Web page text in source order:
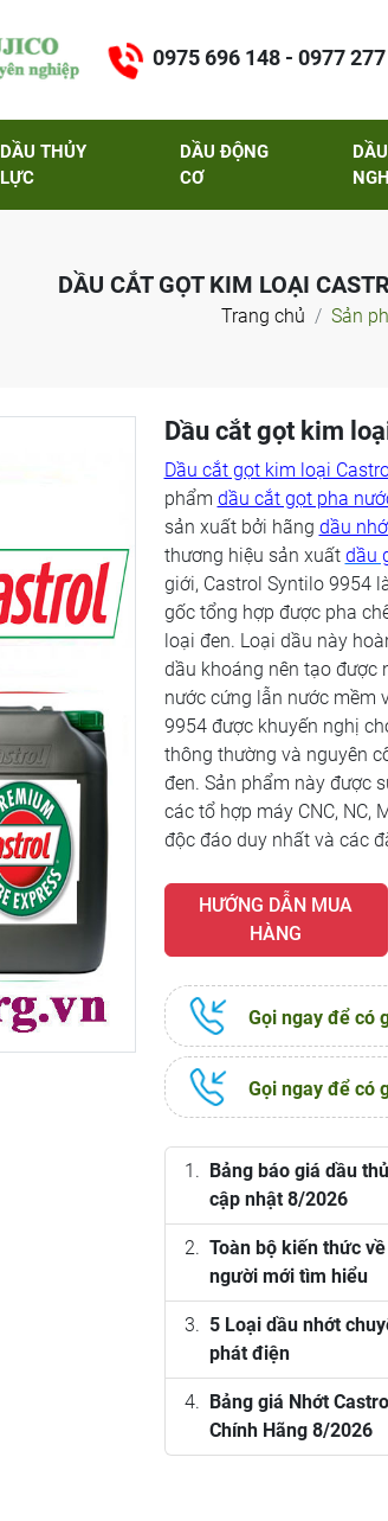
0975 696 148 - 0977
DẦU THỦY
LỰC
DẦU ĐỘNG
CƠ
DẦU CẮT GỌT KIM LOẠI
Trang chủ Sản
Dầu cắt gọt kim
Dầu cắt gọt kim loại
phẩm dầu cắt gọt pha
sản xuất bởi hãng dầu
thương hiệu sản xuất dầu
giới, Castrol Syntilo 9954
gốc tổng hợp được pha
loại đen. Loại dầu này
dầu khoáng nên tạo được
nước cứng lẫn nước mềm
9954 được khuyến nghị
thông thường và nguyên
đen. Sản phẩm này được
các tổ hợp máy CNC, NC,
độc đáo duy nhất và các
HƯỚNG DẪN MUA
HÀNG
Gọi ngay để có
Gọi ngay để có
Bảng báo giá dầu
cập nhật 8/2026
Toàn bộ kiến thức
người mới tìm hiểu
5 Loại dầu nhớt
phát điện
Bảng giá Nhớt
Chính Hãng 8/2026